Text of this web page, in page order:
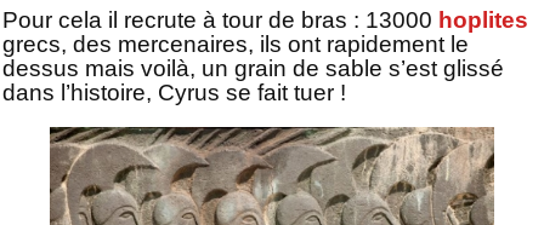
Pour cela il recrute à tour de bras : 13000 hoplites
grecs, des mercenaires, ils ont rapidement le
dessus mais voilà, un grain de sable s’est glissé
dans l’histoire, Cyrus se fait tuer !